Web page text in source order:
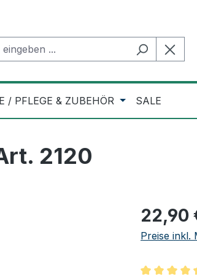
/ PFLEGE & ZUBEHÖR SALE
2120
Regulärer
22,90
Preise inkl.